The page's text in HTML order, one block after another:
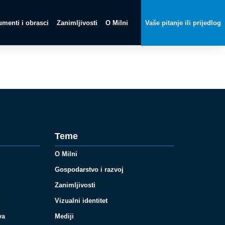
i obrasci Zanimljivosti O Milni Vaše pitanje ili prijedlog
Teme
O Milni
Gospodarstvo i razvoj
Zanimljivosti
Vizualni identitet
Mediji